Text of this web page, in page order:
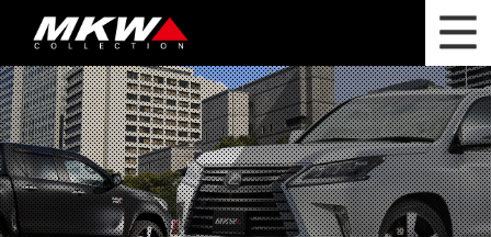
WHAT'S NEW ニュース
WHEEL LINEUP ホイールラインナップ
OTHER PRODUCT 関連製品